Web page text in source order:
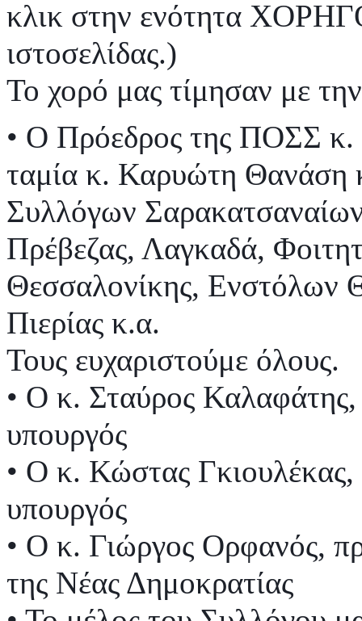
κλικ στην ενότητα
ιστοσελίδας.)
Το χορό μας τίμησαν με
• Ο Πρόεδρος της ΠΟΣΣ κ.
ταμία κ. Καρυώτη Θανάση
Συλλόγων
Πρέβεζας, Λαγκαδά,
Θεσσαλονίκης, Ενστόλων
Πιερίας κ.α.
Τους ευχαριστούμε όλους.
• Ο κ. Σταύρος
υπουργός
• Ο κ. Κώστας
υπουργός
• Ο κ. Γιώργος Ορφανός,
της Νέας Δημοκρατίας